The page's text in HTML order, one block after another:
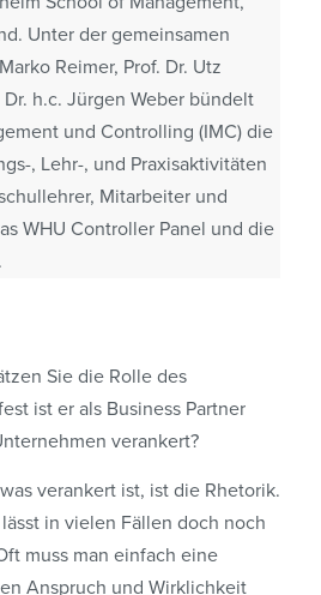
Unter der gemeinsamen
Reimer, Prof. Dr. Utz
h.c. Jürgen Weber bündelt
und Controlling (IMC) die
, Lehr-, und Praxisaktivitäten
Mitarbeiter und
WHU Controller Panel und die
Sie die Rolle des
ist er als Business Partner
verankert?
verankert ist, ist die Rhetorik.
in vielen Fällen doch noch
muss man einfach eine
Anspruch und Wirklichkeit